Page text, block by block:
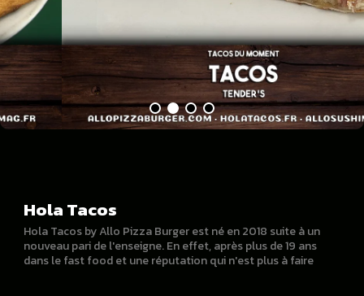
Hola Tacos
Hola Tacos by Allo Pizza Burger est né en 2018 suite à un
nouveau pari de l'enseigne. En effet, après plus de 19 ans
dans le fast food et une réputation qui n'est plus à faire